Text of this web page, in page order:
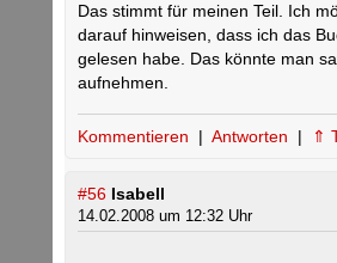
Das stimmt für meinen Teil. Ich
darauf hinweisen, dass ich das
gelesen habe. Das könnte man
aufnehmen.
Kommentieren | Antworten | ⇑
#56 Isabell
14.02.2008 um 12:32 Uhr